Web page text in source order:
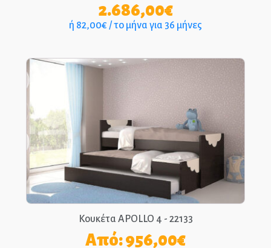
2.686,00€
ή 82,00€ / το μήνα για 36 μήνες
Κουκέτα APOLLO 4 - 22133
Από:956,00€